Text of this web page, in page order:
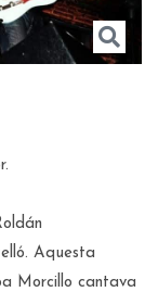
Aquesta
Morcillo cantava